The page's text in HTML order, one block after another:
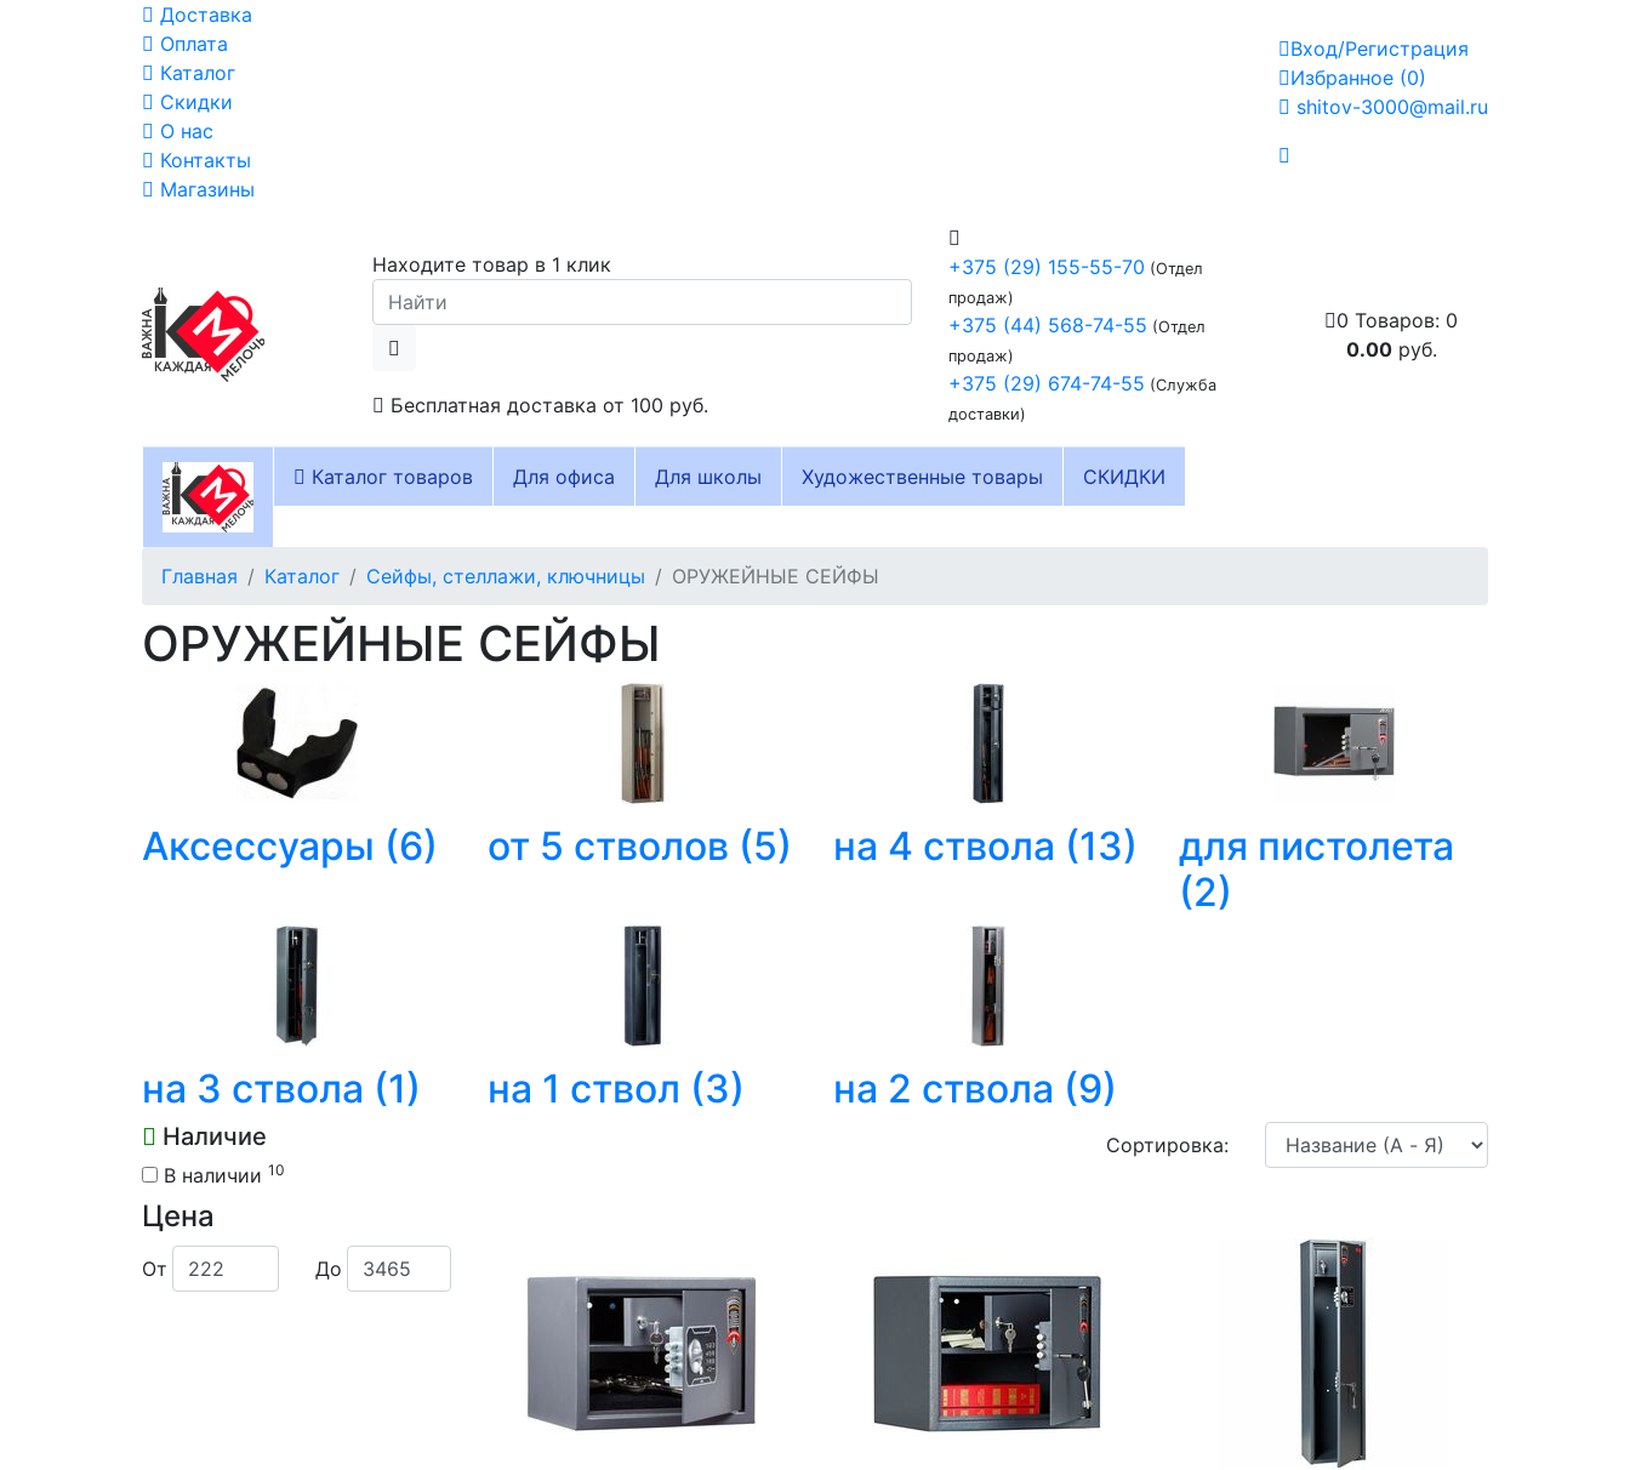
Доставка
Оплата
Каталог
Скидки
О нас
Контакты
Магазины
Вход/Регистрация
Избранное (0)
shitov-3000@mail.ru
+375 (29) 155-55-70 (Отдел
продаж)
+375 (44) 568-74-55 (Отдел
продаж)
+375 (29) 674-74-55 (Служба
доставки)
Находите товар в 1 клик
Бесплатная доставка от 100 руб.
0 Товаров: 0
0.00руб.
Каталог товаров Для офиса Для школы Художественные товары СКИДКИ
Главная Каталог Сейфы, стеллажи, ключницы ОРУЖЕЙНЫЕ СЕЙФЫ
ОРУЖЕЙНЫЕ СЕЙФЫ
Аксессуары (6) от 5 стволов (5) на 4 ствола (13)
для пистолета
(2)
на 3 ствола (1) на 1 ствол (3) на 2 ствола (9)
Наличие
В наличии 10
Цена
От До
Сортировка: